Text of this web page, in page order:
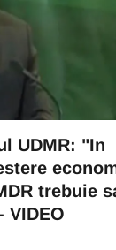
UDMR: "In
trebuie
VIDEO